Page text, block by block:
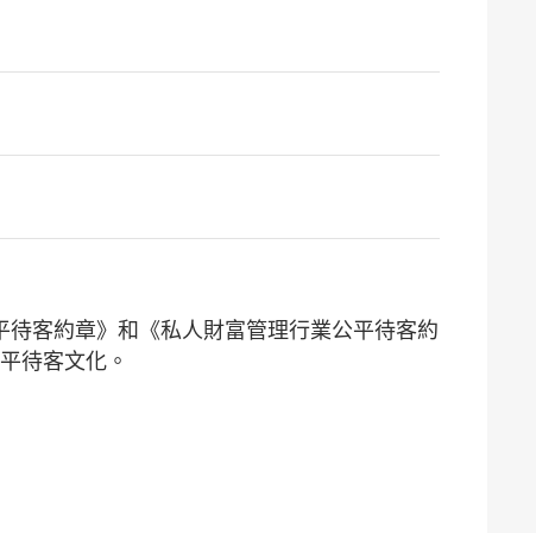
客約章》和《私人財富管理行業公平待客約
待客文化。